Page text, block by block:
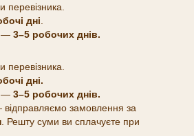
перевізника.
дні
— 3–5 робочих днів.
перевізника.
дні.
— 3–5 робочих днів.
замовлення за
. Решту суми ви сплачуєте при